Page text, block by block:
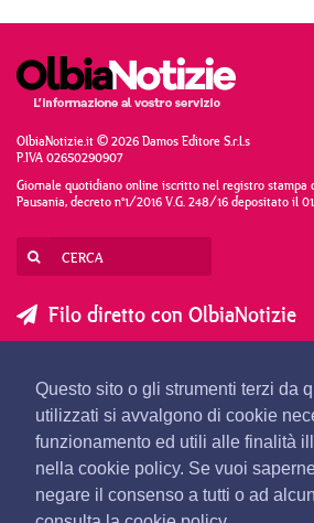
Questo sito o gli strumenti terzi da
utilizzati si avvalgono di cookie
funzionamento ed utili alle finalità
nella cookie policy. Se vuoi
negare il consenso a tutti o ad
OlbiaNotizie.it © 2026 Damos Editore S.r.l.s
P.IVA 02650290907
Giornale quotidiano online iscritto nel registro stampa
Pausania, decreto n°1/2016 V.G. 248/16 depositato il
Filo diretto con OlbiaNotizie
SEGNALA UNA NOTIZIA
SEGNALA UN EVENTO
redazione@olbianotizie.it